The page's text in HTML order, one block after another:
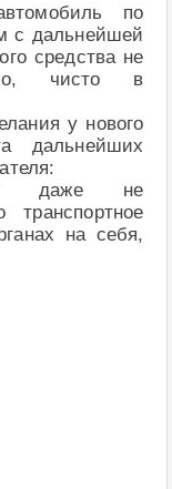
по
с дальнейшей
средства не
чисто в
у нового
дальнейших
даже не
транспортное
на себя,